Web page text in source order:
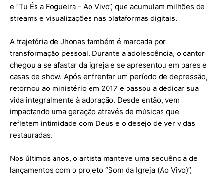
e “Tu És a Fogueira - Ao Vivo”, que acumulam milhões de
streams e visualizações nas plataformas digitais.
A trajetória de Jhonas também é marcada por
transformação pessoal. Durante a adolescência, o cantor
chegou a se afastar da igreja e se apresentou em bares e
casas de show. Após enfrentar um período de depressão,
retornou ao ministério em 2017 e passou a dedicar sua
vida integralmente à adoração. Desde então, vem
impactando uma geração através de músicas que
refletem intimidade com Deus e o desejo de ver vidas
restauradas.
Nos últimos anos, o artista manteve uma sequência de
lançamentos com o projeto “Som da Igreja (Ao Vivo)”,